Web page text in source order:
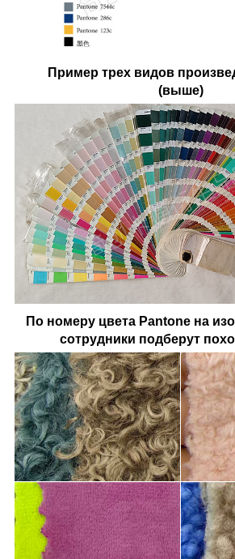
Пример трех видов
(выше)
По номеру цвета Pantone на
сотрудники подберут